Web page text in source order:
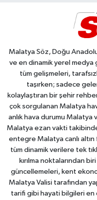
Malatya Söz, Doğu
ve en dinamik yerel medya
tüm gelişmeleri,
taşırken; sadece
kolaylaştıran bir şehir
çok sorgulanan Malatya
anlık hava durumu
Malatya ezan vakti
entegre Malatya canlı
tüm dinamik verilere tek
kırılma noktalarından
güncellemeleri, kent
Malatya Valisi tarafından
tarifi gibi hayati bilgileri en